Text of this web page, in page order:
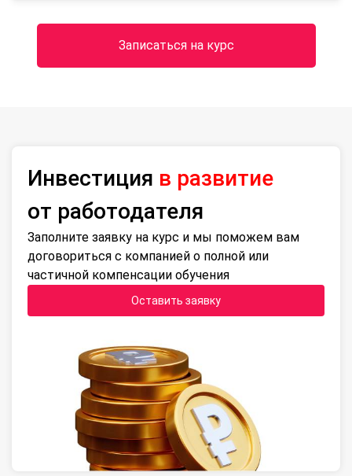
Записаться на курс
Инвестиция в развитие
от работодателя
Заполните заявку на курс и мы поможем вам
договориться с компанией о полной или
частичной компенсации обучения
Оставить заявку